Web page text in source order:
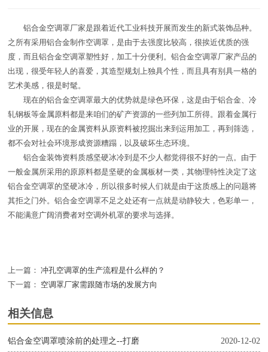
铝合金空调罩厂家是跟着近代工业科技开展而发生的新式装饰品种。
之所有采用铝合金制作空调罩，是由于去强度比较高，很挨近优质的强
度，而且铝合金空调罩塑性好，加工十分便利。铝合金空调罩厂家产品的
出现，很受年轻人的喜爱，其造型规划上独具个性，而且具有别具一格的
艺术美感，很是时髦。
现在的铝合金空调罩最大的优势就是绿色环保，这是由于铝合金、冷
轧钢板等金属原料都是来咱们的矿产资源的一些列加工所得。跟着金属行
业的开展，现在的金属资料从原资料被挖掘出来到运用加工，再到筛选，
都不会对社会环境形成资源糟蹋，以及破坏生态环境。
铝合金装饰资料质感坚硬冰冷到是不少人都觉得很不好的一点。由于
一般金属所采用的原原料都是坚硬的金属板材一类，其物理特性决定了这
铝合金空调罩的坚硬冰冷，所以很多时候人们就是由于这质感上的问题将
其拒之门外。铝合金空调罩不足之处还有一点就是动静较大，色彩单一，
不能满意广阔消费者对空调外机罩的要求与选择。
上一篇： 冲孔空调罩的生产流程是什么样的？
下一篇：
空调罩厂家需跟随市场的发展方向
相关信息
2020-12-02
铝合金空调罩喷涂前的处理之--打磨